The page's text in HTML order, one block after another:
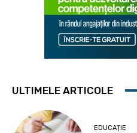
ULTIMELE ARTICOLE
EDUCAȚIE